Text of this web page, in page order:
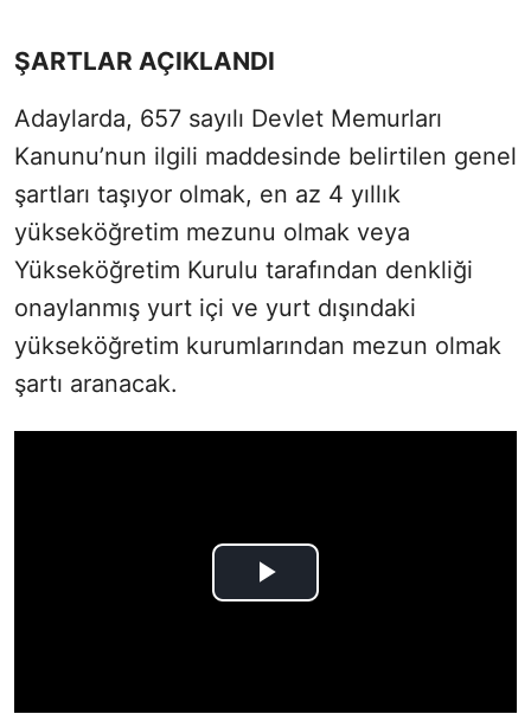
ŞARTLAR AÇIKLANDI
Adaylarda, 657 sayılı Devlet Memurları
Kanunu’nun ilgili maddesinde belirtilen genel
şartları taşıyor olmak, en az 4 yıllık
yükseköğretim mezunu olmak veya
Yükseköğretim Kurulu tarafından denkliği
onaylanmış yurt içi ve yurt dışındaki
yükseköğretim kurumlarından mezun olmak
şartı aranacak.